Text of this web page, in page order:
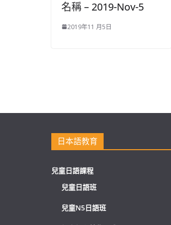
名稱 – 2019-Nov-5
2019年11 月5日
日本語教育
兒童日語課程
兒童日語班
兒童N5日語班